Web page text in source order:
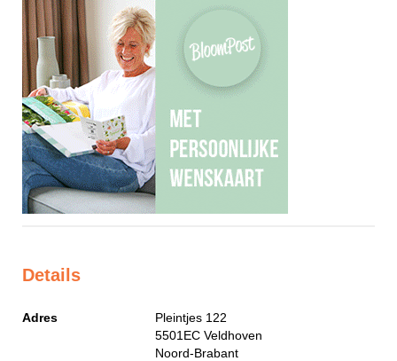
Details
Adres
Pleintjes 122
5501EC Veldhoven
Noord-Brabant